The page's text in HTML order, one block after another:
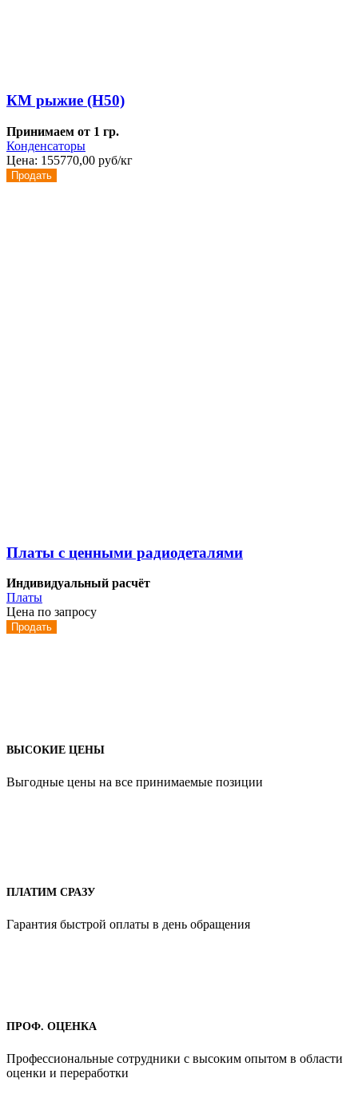
КМ рыжие (Н50)
Принимаем от 1 гр.
Конденсаторы
Цена: 155770,00 руб/кг
Продать
Платы с ценными радиодеталями
Индивидуальный расчёт
Платы
Цена по запросу
Продать
ВЫСОКИЕ ЦЕНЫ
Выгодные цены на все принимаемые позиции
ПЛАТИМ СРАЗУ
Гарантия быстрой оплаты в день обращения
ПРОФ. ОЦЕНКА
Профессиональные сотрудники с высоким опытом в области
оценки и переработки